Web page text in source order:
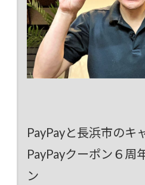
PayPayと長浜市のキ
PayPayクーポン６周
ン